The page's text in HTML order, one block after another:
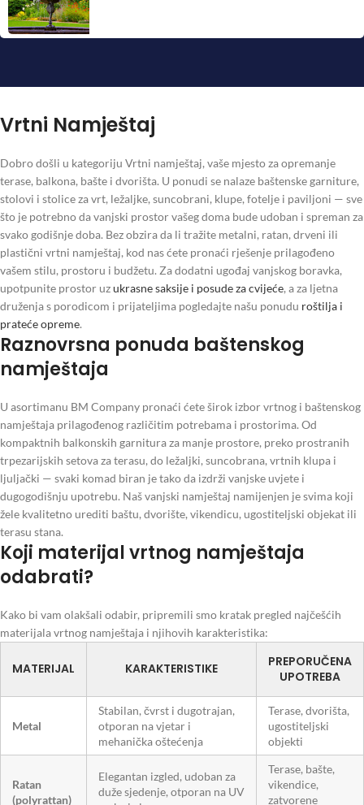
Vrtni Namještaj
Dobro došli u kategoriju Vrtni namještaj, vaše mjesto za opremanje
terase, balkona, bašte i dvorišta. U ponudi se nalaze baštenske garniture,
stolovi i stolice za vrt, ležaljke, suncobrani, klupe, fotelje i paviljoni — sve
što je potrebno da vanjski prostor vašeg doma bude udoban i spreman za
svako godišnje doba. Bez obzira da li tražite metalni, ratan, drveni ili
plastični vrtni namještaj, kod nas ćete pronaći rješenje prilagođeno
vašem stilu, prostoru i budžetu. Za dodatni ugođaj vanjskog boravka,
upotpunite prostor uzukrasne saksije i posude za cvijeće, a za ljetna
druženja s porodicom i prijateljima pogledajte našu ponudu roštilja i
prateće opreme.
Raznovrsna ponuda baštenskog
namještaja
U asortimanu BM Company pronaći ćete širok izbor vrtnog i baštenskog
namještaja prilagođenog različitim potrebama i prostorima. Od
kompaktnih balkonskih garnitura za manje prostore, preko prostranih
trpezarijskih setova za terasu, do ležaljki, suncobrana, vrtnih klupa i
ljuljački — svaki komad biran je tako da izdrži vanjske uvjete i
dugogodišnju upotrebu. Naš vanjski namještaj namijenjen je svima koji
žele kvalitetno urediti baštu, dvorište, vikendicu, ugostiteljski objekat ili
terasu stana.
Koji materijal vrtnog namještaja
odabrati?
Kako bi vam olakšali odabir, pripremili smo kratak pregled najčešćih
materijala vrtnog namještaja i njihovih karakteristika:
MATERIJAL KARAKTERISTIKE
PREPORUČENA
UPOTREBA
Metal
Stabilan, čvrst i dugotrajan,
otporan na vjetar i
mehanička oštećenja
Terase, dvorišta,
ugostiteljski
objekti
Ratan
(polyrattan)
Elegantan izgled, udoban za
duže sjedenje, otporan na UV
Terase, bašte,
vikendice,
zatvorene